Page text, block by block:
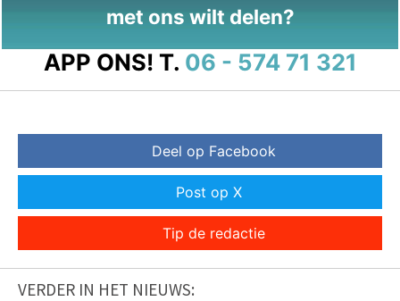
met ons wilt delen?
APP ONS! T. 06 - 574 71 321
Deel op Facebook
Post op X
Tip de redactie
VERDER IN HET NIEUWS: